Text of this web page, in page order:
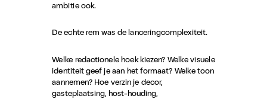
ambitie ook.
De echte rem was de lanceringcomplexiteit.
Welke redactionele hoek kiezen? Welke visuele
identiteit geef je aan het formaat? Welke toon
aannemen? Hoe verzin je decor,
gasteplaatsing, host-houding,